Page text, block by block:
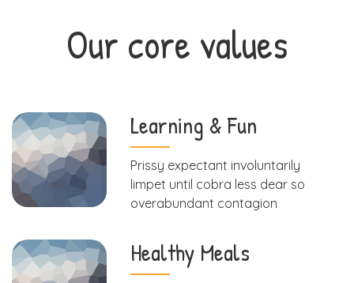
Our core values
Learning & Fun
Prissy expectant involuntarily
limpet until cobra less dear so
overabundant contagion
Healthy Meals